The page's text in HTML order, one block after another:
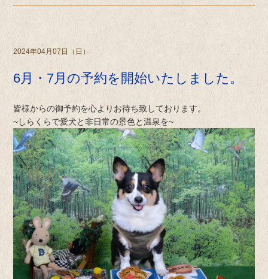
2024年04月07日（日）
6月・7月の予約を開始いたしました。
皆様からの御予約を心よりお待ち致しております。
~しらくらで愛犬と非日常の景色と温泉を~